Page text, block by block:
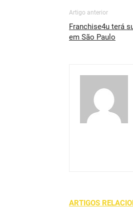
Artigo anterior
Franchise4u terá
em São Paulo
ARTIGOS